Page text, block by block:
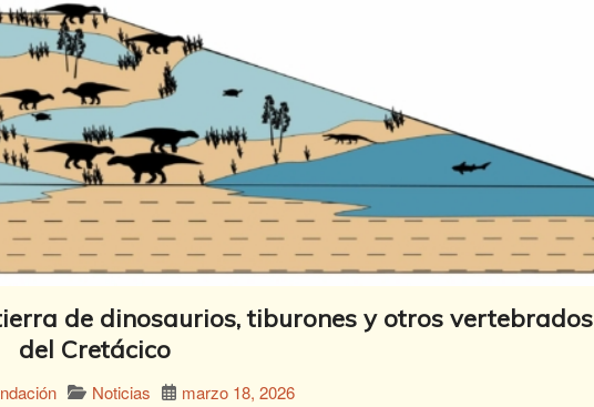
de dinosaurios, tiburones y otros vertebrados
del Cretácico
Noticias marzo 18, 2026